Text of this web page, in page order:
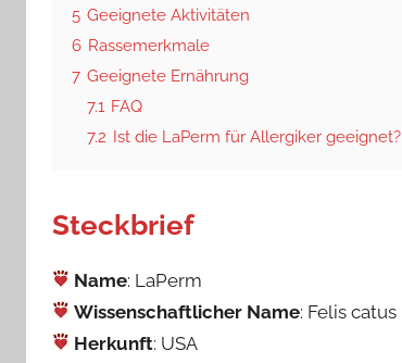
5 Geeignete Aktivitäten
6 Rassemerkmale
7 Geeignete Ernährung
7.1 FAQ
7.2 Ist die LaPerm für Allergiker geeignet?
Steckbrief
Name: LaPerm
Wissenschaftlicher Name: Felis catus
Herkunft: USA